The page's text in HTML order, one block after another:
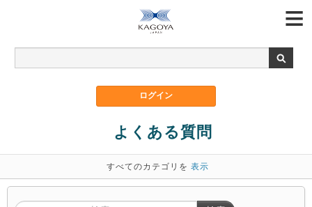
よくある質問
すべてのカテゴリを 表示